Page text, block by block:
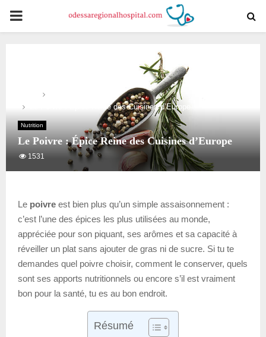
PRIMARY
Le Poivre : Épice Reine des Cuisines d’Europe
Nutrition
Le Poivre : Épice Reine des Cuisines d’Europe
1531
Le poivre est bien plus qu’un simple assaisonnement :
c’est l’une des épices les plus utilisées au monde,
appréciée pour son piquant, ses arômes et sa capacité à
réveiller un plat sans ajouter de gras ni de sucre. Si tu te
demandes quel poivre choisir, comment le conserver, quels
sont ses apports nutritionnels ou encore s’il est vraiment
bon pour la santé, tu es au bon endroit.
Résumé